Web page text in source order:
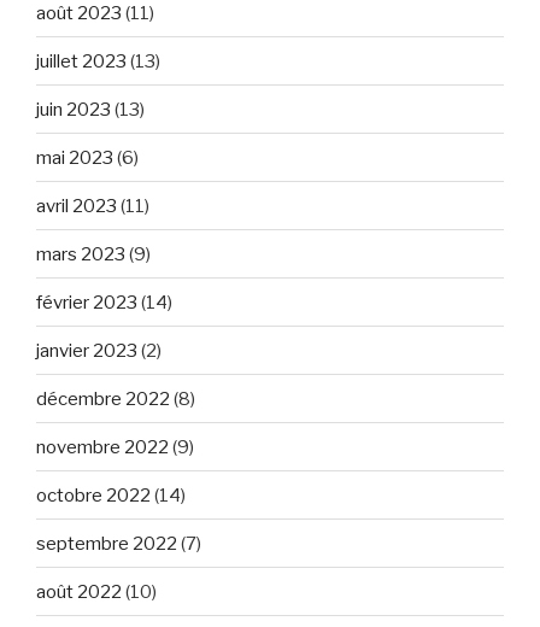
août 2023 (11)
juillet 2023 (13)
juin 2023 (13)
mai 2023 (6)
avril 2023 (11)
mars 2023 (9)
février 2023 (14)
janvier 2023 (2)
décembre 2022 (8)
novembre 2022 (9)
octobre 2022 (14)
septembre 2022 (7)
août 2022 (10)